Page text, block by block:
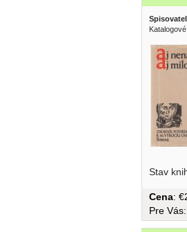
Spisovatel
Stav
Cena:
Pre Vás: